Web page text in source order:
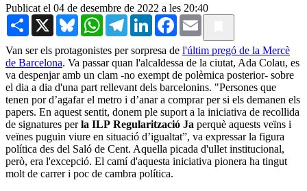
Publicat el 04 de desembre de 2022 a les 20:40
Share X BlueskyWhatsAppTelegramLinkedInFacebook
Email
Van ser els protagonistes per sorpresa de l'últim pregó de la Mercè
de Barcelona. Va passar quan l'alcaldessa de la ciutat, Ada Colau, es
va despenjar amb un clam -no exempt de polèmica posterior- sobre
el dia a dia d'una part rellevant dels barcelonins. "Persones que
tenen por d’agafar el metro i d’anar a comprar per si els demanen els
papers. En aquest sentit, donem ple suport a la iniciativa de recollida
de signatures perla ILP Regularització Ja perquè aquests veïns i
veïnes puguin viure en situació d’igualtat”, va expressar la figura
política des del Saló de Cent. Aquella picada d'ullet institucional,
però, era l'excepció. El camí d'aquesta iniciativa pionera ha tingut
molt de carrer i poc de cambra política.